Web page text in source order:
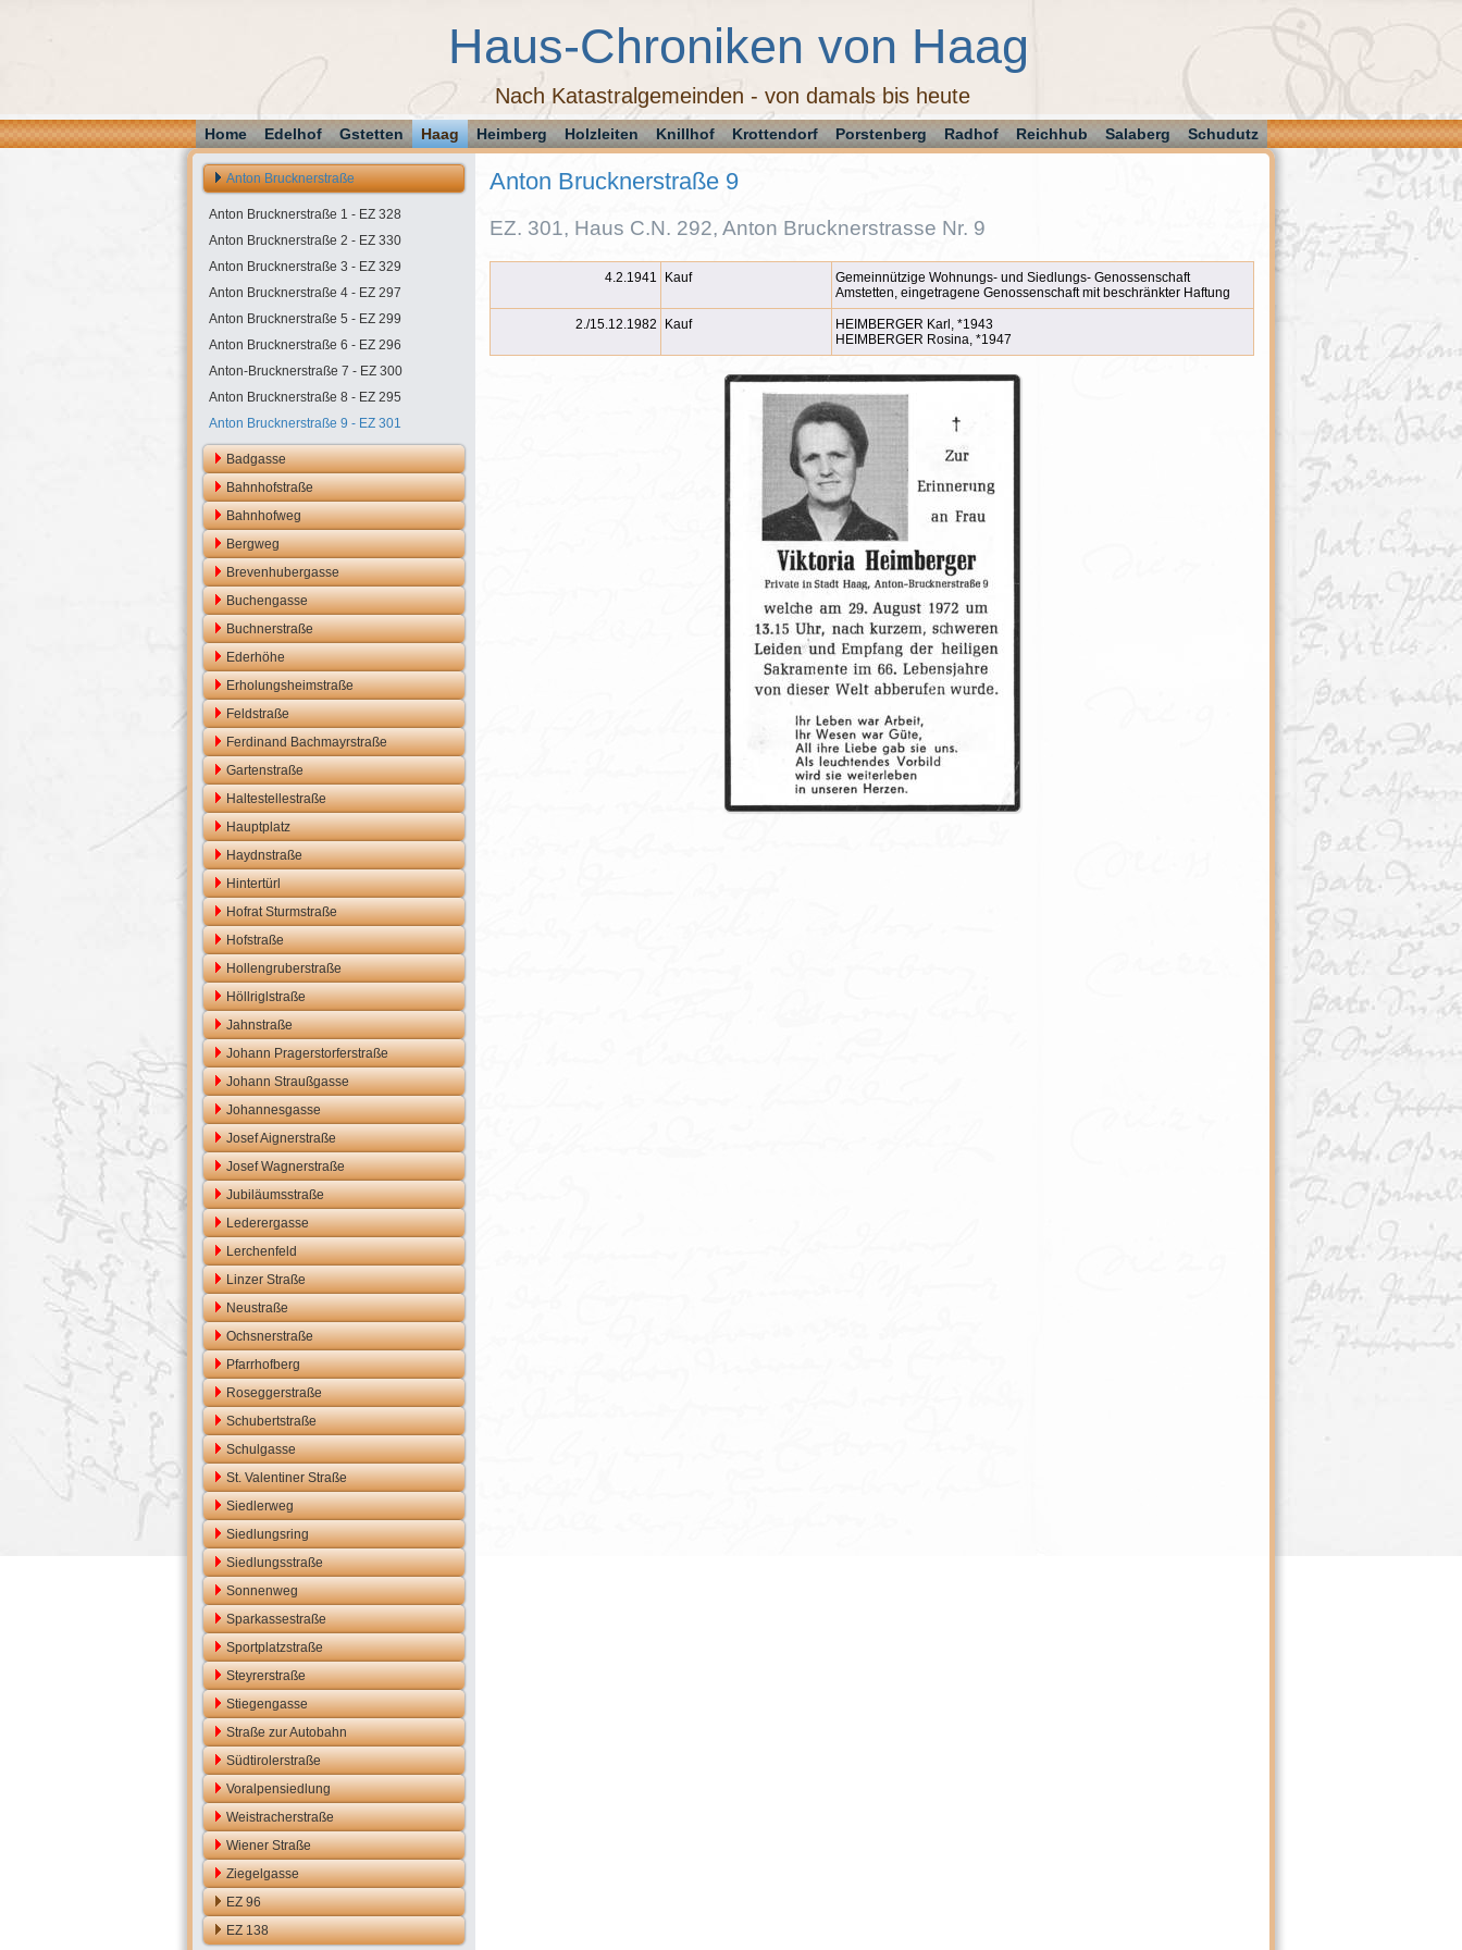
Haus-Chroniken von Haag
Nach Katastralgemeinden - von damals bis heute
Home Edelhof Gstetten Haag Heimberg Holzleiten Knillhof Krottendorf Porstenberg Radhof Reichhub Salaberg Schudutz
Anton Brucknerstraße
Anton Brucknerstraße 1 - EZ 328
Anton Brucknerstraße 2 - EZ 330
Anton Brucknerstraße 3 - EZ 329
Anton Brucknerstraße 4 - EZ 297
Anton Brucknerstraße 5 - EZ 299
Anton Brucknerstraße 6 - EZ 296
Anton-Brucknerstraße 7 - EZ 300
Anton Brucknerstraße 8 - EZ 295
Anton Brucknerstraße 9 - EZ 301
Badgasse
Bahnhofstraße
Bahnhofweg
Bergweg
Brevenhubergasse
Buchengasse
Buchnerstraße
Ederhöhe
Erholungsheimstraße
Feldstraße
Ferdinand Bachmayrstraße
Gartenstraße
Haltestellestraße
Hauptplatz
Haydnstraße
Hintertürl
Hofrat Sturmstraße
Hofstraße
Hollengruberstraße
Höllriglstraße
Jahnstraße
Johann Pragerstorferstraße
Johann Straußgasse
Johannesgasse
Josef Aignerstraße
Josef Wagnerstraße
Jubiläumsstraße
Lederergasse
Lerchenfeld
Linzer Straße
Neustraße
Ochsnerstraße
Pfarrhofberg
Roseggerstraße
Schubertstraße
Schulgasse
St. Valentiner Straße
Siedlerweg
Siedlungsring
Siedlungsstraße
Sonnenweg
Sparkassestraße
Sportplatzstraße
Steyrerstraße
Stiegengasse
Straße zur Autobahn
Südtirolerstraße
Voralpensiedlung
Weistracherstraße
Wiener Straße
Ziegelgasse
EZ 96
EZ 138
Anton Brucknerstraße 9
EZ. 301, Haus C.N. 292, Anton Brucknerstrasse Nr. 9
4.2.1941 Kauf
Gemeinnützige Wohnungs- und Siedlungs- Genossenschaft
Amstetten, eingetragene Genossenschaft mit beschränkter Haftung
2./15.12.1982 Kauf
HEIMBERGER Karl, *1943
HEIMBERGER Rosina, *1947